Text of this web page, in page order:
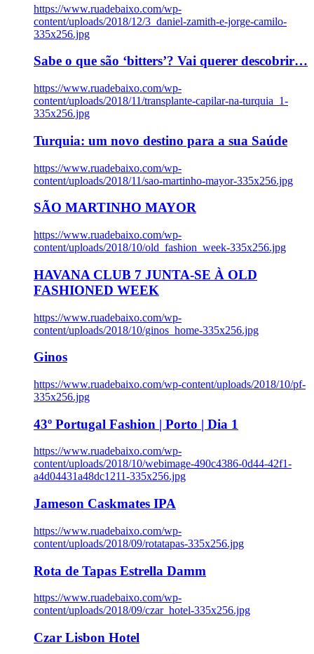
https://www.ruadebaixo.com/wp-
content/uploads/2018/12/3_daniel-zamith-e-jorge-camilo-
335x256.jpg
Sabe o que são ‘bitters’? Vai querer descobrir…
https://www.ruadebaixo.com/wp-
content/uploads/2018/11/transplante-capilar-na-turquia_1-
335x256.jpg
Turquia: um novo destino para a sua Saúde
https://www.ruadebaixo.com/wp-
content/uploads/2018/11/sao-martinho-mayor-335x256.jpg
SÃO MARTINHO MAYOR
https://www.ruadebaixo.com/wp-
content/uploads/2018/10/old_fashion_week-335x256.jpg
HAVANA CLUB 7 JUNTA-SE À OLD
FASHIONED WEEK
https://www.ruadebaixo.com/wp-
content/uploads/2018/10/ginos_home-335x256.jpg
Ginos
https://www.ruadebaixo.com/wp-content/uploads/2018/10/pf-
335x256.jpg
43º Portugal Fashion | Porto | Dia 1
https://www.ruadebaixo.com/wp-
content/uploads/2018/10/webimage-490c4386-0d44-42f1-
a4d04431a48dc1211-335x256.jpg
Jameson Caskmates IPA
https://www.ruadebaixo.com/wp-
content/uploads/2018/09/rotatapas-335x256.jpg
Rota de Tapas Estrella Damm
https://www.ruadebaixo.com/wp-
content/uploads/2018/09/czar_hotel-335x256.jpg
Czar Lisbon Hotel